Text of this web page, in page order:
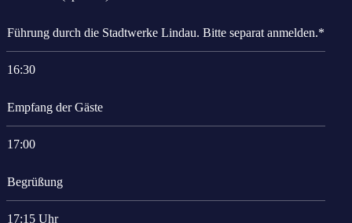
Führung durch die Stadtwerke Lindau. Bitte separat anmelden.*
16:30
Empfang der Gäste
17:00
Begrüßung
17:15 Uhr